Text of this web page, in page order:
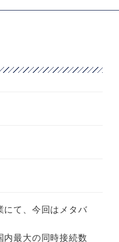
にて、今回はメタバ
最大の同時接続数